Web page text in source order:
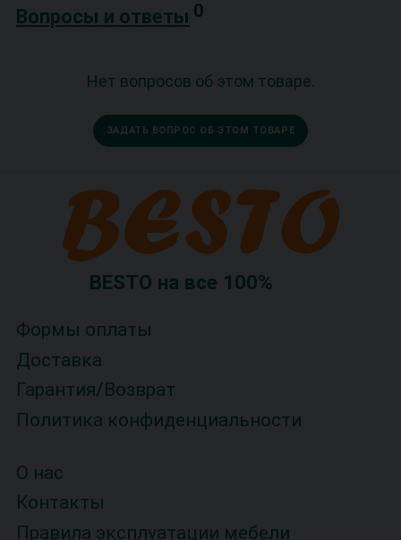
Вопросы и ответы 0
Нет вопросов об этом товаре.
ЗАДАТЬ ВОПРОС ОБ ЭТОМ ТОВАРЕ
BESTO на все 100%
Формы оплаты
Доставка
Гарантия/Возврат
Политика конфиденциальности
О нас
Контакты
Правила эксплуатации мебели